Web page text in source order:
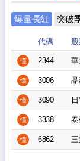
爆量長紅 突破
代碼
懂 2344 華
懂 3006 晶
懂 3090
懂 3338
懂 6862